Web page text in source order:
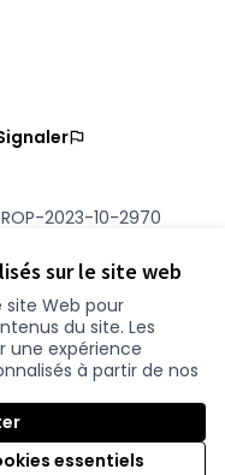
sur le site web
site Web pour
du site. Les
une expérience
à partir de nos
essentiels
2023-10-2970
Instagram
sur YouTube